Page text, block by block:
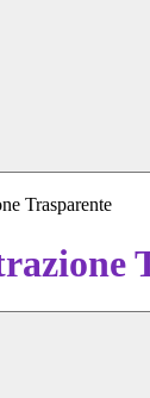
Trasparente